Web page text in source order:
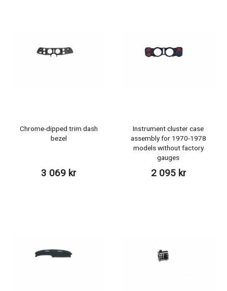
Chrome-dipped trim dash
bezel
3 069 kr
Instrument cluster case
assembly for 1970-1978
models without factory
gauges
2 095 kr